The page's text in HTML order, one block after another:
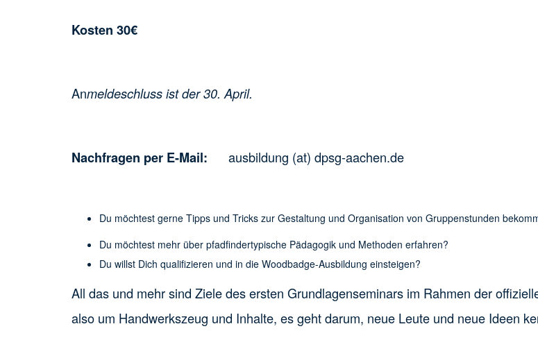
Kosten 30€
Anmeldeschluss ist der 30. April.
Nachfragen per E-Mail: ausbildung (at) dpsg-aachen.de
Du möchtest gerne Tipps und Tricks zur Gestaltung und Organisation von Gruppenstunden
Du möchtest mehr über pfadfindertypische Pädagogik und Methoden erfahren?
Du willst Dich qualifizieren und in die Woodbadge-Ausbildung einsteigen?
All das und mehr sind Ziele des ersten Grundlagenseminars im Rahmen der
also um Handwerkszeug und Inhalte, es geht darum, neue Leute und neue Ideen